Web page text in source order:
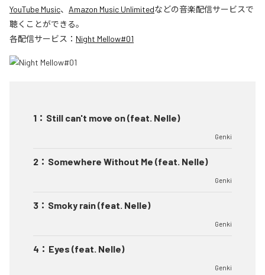
YouTube Music、 Amazon Music Unlimitedなどの音楽配信サービスで
聴くことができる。
各配信サービス： Night Mellow#01
1 ： Still can't move on (feat. Nelle)
Genki
2 ： Somewhere Without Me (feat. Nelle)
Genki
3 ： Smoky rain (feat. Nelle)
Genki
4 ： Eyes (feat. Nelle)
Genki